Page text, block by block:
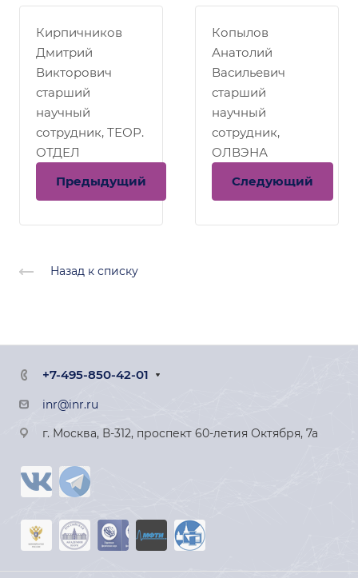
Кирпичников
Дмитрий
Викторович
старший
научный
сотрудник, ТЕОР.
ОТДЕЛ
Предыдущий
Копылов
Анатолий
Васильевич
старший
научный
сотрудник,
ОЛВЭНА
Следующий
Назад к списку
+7-495-850-42-01
inr@inr.ru
г. Москва, В-312, проспект 60-летия Октября, 7а